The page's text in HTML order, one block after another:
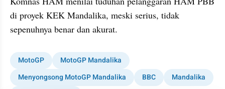
di proyek KEK Mandalika, meski serius, tidak
sepenuhnya benar dan akurat.
MotoGP
MotoGP Mandalika
Menyongsong MotoGP Mandalika
BBC Mandalika